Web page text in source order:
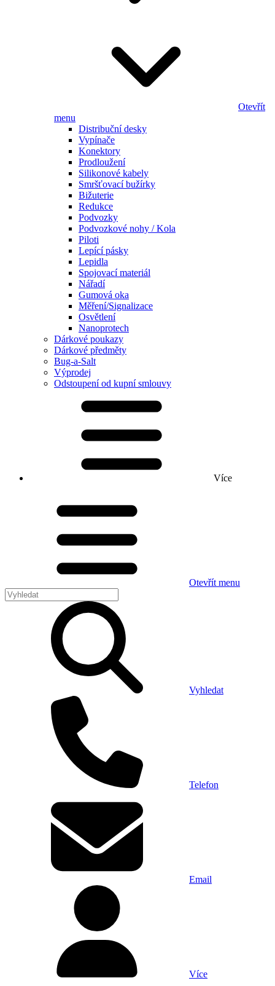
Otevřít
menu
Distribuční desky
Vypínače
Konektory
Prodloužení
Silikonové kabely
Smršťovací bužírky
Bižuterie
Redukce
Podvozky
Podvozkové nohy / Kola
Piloti
Lepící pásky
Lepidla
Spojovací materiál
Nářadí
Gumová oka
Měření/Signalizace
Osvětlení
Nanoprotech
Dárkové poukazy
Dárkové předměty
Bug-a-Salt
Výprodej
Odstoupení od kupní smlouvy
Více
Otevřít menu
Vyhledat
Telefon
Email
Více